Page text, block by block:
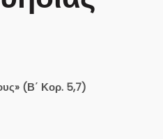
(Β΄ Κορ. 5,7)